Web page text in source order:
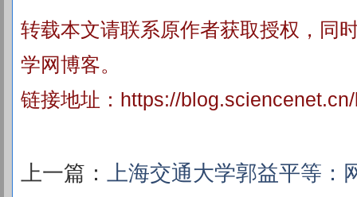
转载本文请联系原作者获取授权，同
学网博客。
链接地址： https://
上一篇：
上海交通大学郭益平等